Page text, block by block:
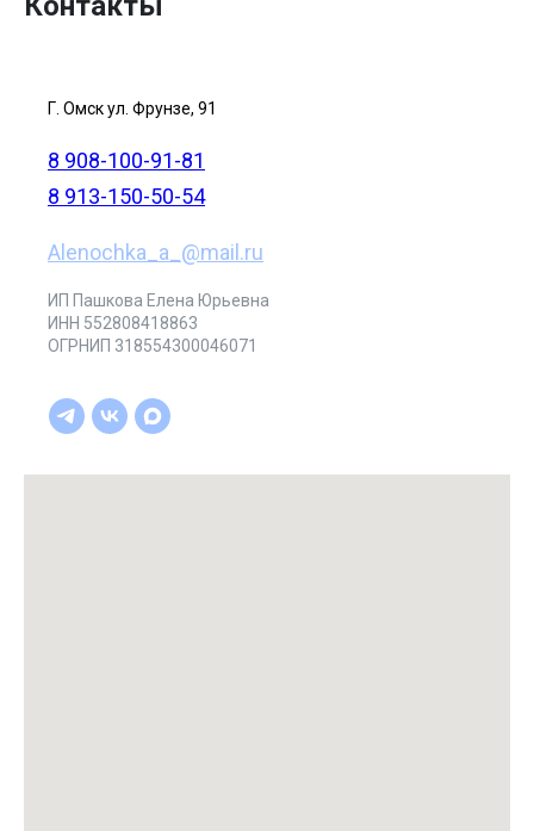
Г. Омск ул. Фрунзе, 91
8 908-100-91-81
8 913-150-50-54
Alenochka_a_@mail.ru
ИП Пашкова Елена Юрьевна
ИНН 552808418863
ОГРНИП 318554300046071